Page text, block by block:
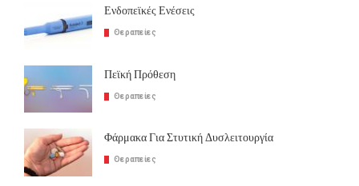
Ενδοπεϊκές Ενέσεις
Θεραπείες
Πεϊκή Πρόθεση
Θεραπείες
Φάρμακα Για Στυτική Δυσλειτουργία
Θεραπείες